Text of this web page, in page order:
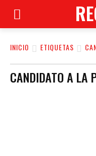
INICIO ETIQUETAS
CANDIDATO A LA